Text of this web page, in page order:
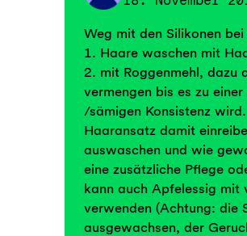
Weg mit den Silikonen bei
1. Haare waschen mit
2. mit Roggenmehl, dazu
vermengen bis es zu einer
/sämigen Konsistenz wird.
Haaransatz damit
auswaschen und wie
eine zusätzliche Pflege
kann auch Apfelessig mit
verwenden (Achtung: die
ausgewachsen, der